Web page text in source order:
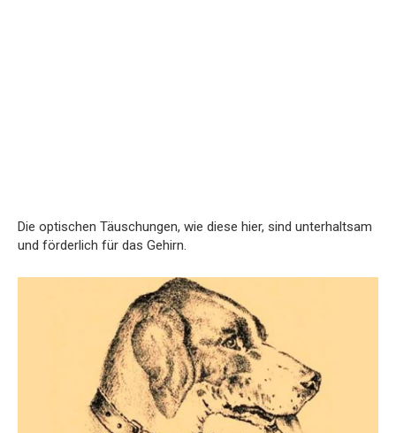
Die optischen Täuschungen, wie diese hier, sind unterhaltsam
und förderlich für das Gehirn.